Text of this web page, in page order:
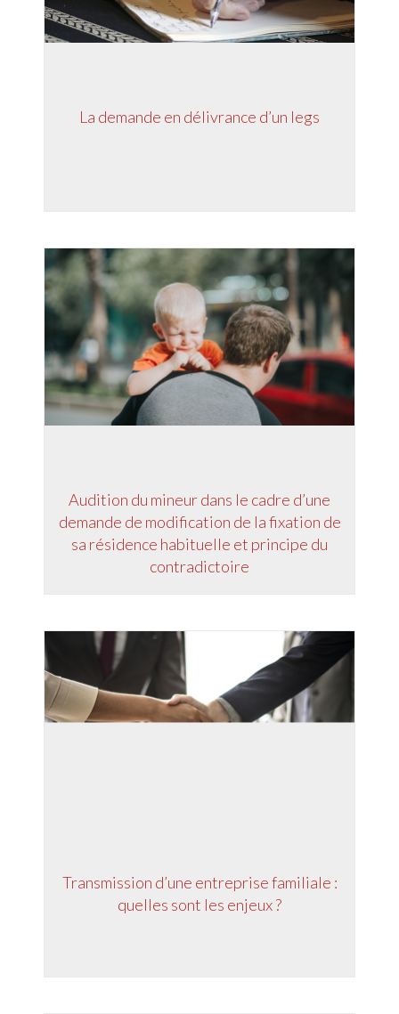
La demande en délivrance d’un legs
Audition du mineur dans le cadre d’une
demande de modification de la fixation de
sa résidence habituelle et principe du
contradictoire
Transmission d’une entreprise familiale :
quelles sont les enjeux ?